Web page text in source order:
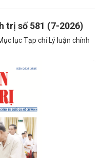
trị số 581 (7-2026)
lục Tạp chí Lý luận chính